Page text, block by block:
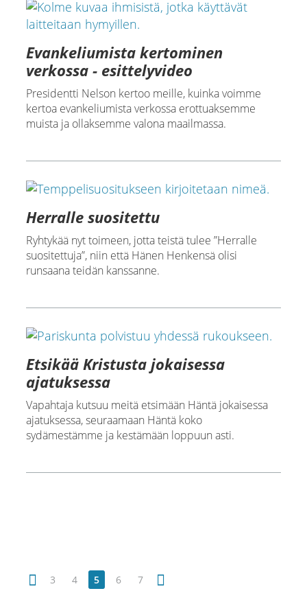
Evankeliumista kertominen
verkossa - esittelyvideo
Presidentti Nelson kertoo meille, kuinka voimme
kertoa evankeliumista verkossa erottuaksemme
muista ja ollaksemme valona maailmassa.
Herralle suositettu
Ryhtykää nyt toimeen, jotta teistä tulee ”Herralle
suositettuja”, niin että Hänen Henkensä olisi
runsaana teidän kanssanne.
Etsikää Kristusta jokaisessa
ajatuksessa
Vapahtaja kutsuu meitä etsimään Häntä jokaisessa
ajatuksessa, seuraamaan Häntä koko
sydämestämme ja kestämään loppuun asti.
3 4 5 6 7